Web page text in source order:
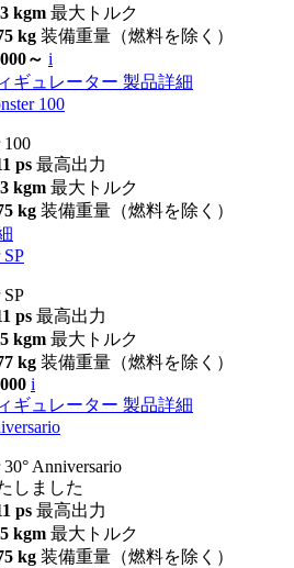
kgm 最大トルク
kg 装備重量（燃料を除く）
～ i
ギュレーター 製品詳細
100
100
ps 最高出力
kgm 最大トルク
kg 装備重量（燃料を除く）
SP
SP
ps 最高出力
kgm 最大トルク
kg 装備重量（燃料を除く）
i
ギュレーター 製品詳細
Anniversario
しました
ps 最高出力
kgm 最大トルク
kg 装備重量（燃料を除く）